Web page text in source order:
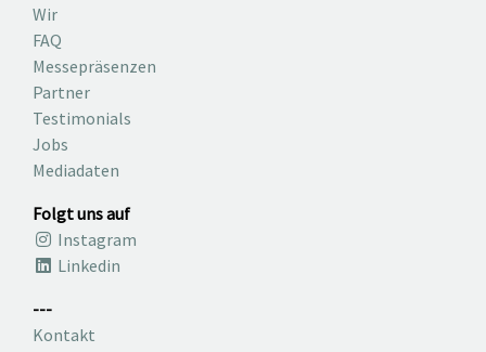
Wir
FAQ
Messepräsenzen
Partner
Testimonials
Jobs
Mediadaten
Folgt uns auf
Instagram
Linkedin
---
Kontakt